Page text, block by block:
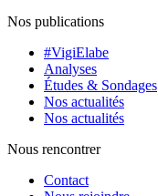
Nos publications
#VigiElabe
Analyses
Études & Sondages
Nos actualités
Nos actualités
Nous rencontrer
Contact